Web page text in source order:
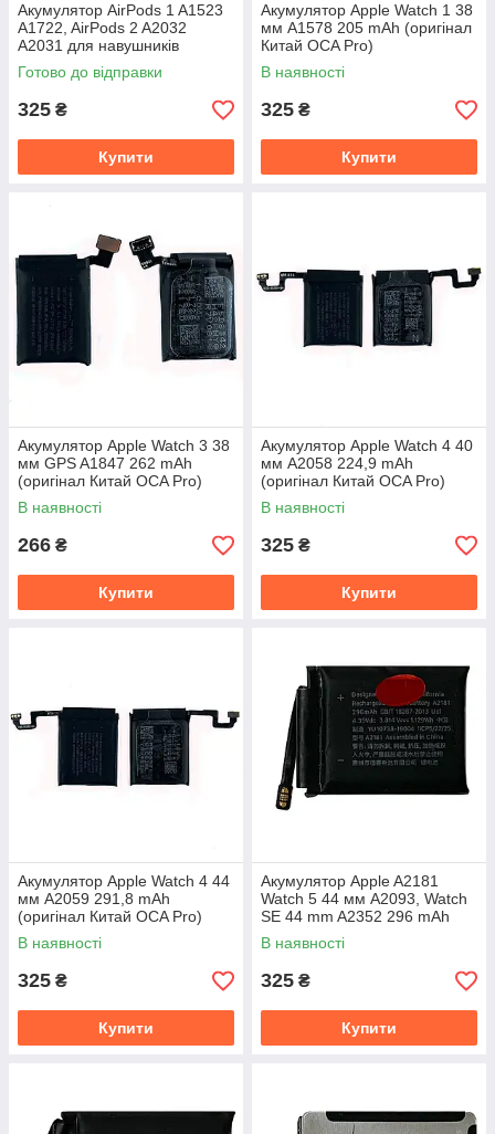
Акумулятор AirPods 1 A1523
A1722, AirPods 2 A2032
A2031 для навушників
Готово до відправки
325 ₴
Купити
Акумулятор Apple Watch 1 38
мм A1578 205 mAh (оригінал
Китай OCA Pro)
В наявності
325 ₴
Купити
Акумулятор Apple Watch 3 38
мм GPS A1847 262 mAh
(оригінал Китай OCA Pro)
В наявності
266 ₴
Купити
Акумулятор Apple Watch 4 40
мм A2058 224,9 mAh
(оригінал Китай OCA Pro)
В наявності
325 ₴
Купити
Акумулятор Apple Watch 4 44
мм A2059 291,8 mAh
(оригінал Китай OCA Pro)
В наявності
325 ₴
Купити
Акумулятор Apple A2181
Watch 5 44 мм A2093, Watch
SE 44 mm A2352 296 mAh
(оригінал Китай OCA Pro)
В наявності
325 ₴
Купити